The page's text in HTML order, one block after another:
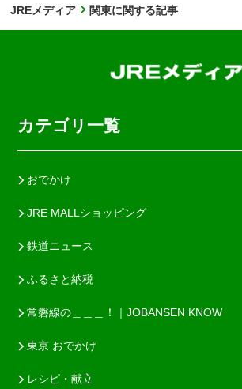
JREメディア 関東に関する記事
カテゴリ一覧
おでかけ
JRE MALLショッピング
鉄道ニュース
ふるさと納税
常磐線の＿＿＿！｜JOBANSEN KNOW
東京 おでかけ
レシピ・献立